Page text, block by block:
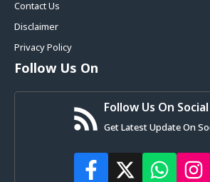
Contact Us
Disclaimer
Privacy Policy
Follow Us On
Follow Us On
Get Latest Update On